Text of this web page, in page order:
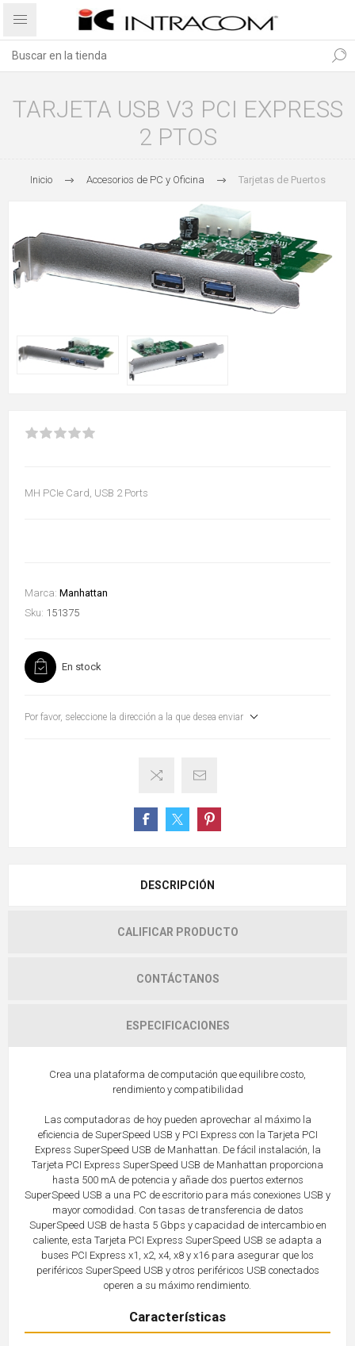
TARJETA USB V3 PCI EXPRESS
2 PTOS
Inicio Accesorios de PC y Oficina Tarjetas de Puertos
MH PCIe Card, USB 2 Ports
Marca: Manhattan
Sku: 151375
En stock
Por favor, seleccione la dirección a la que desea enviar
DESCRIPCIÓN
CALIFICAR PRODUCTO
CONTÁCTANOS
ESPECIFICACIONES
Crea una plataforma de computación que equilibre costo,
rendimiento y compatibilidad
Las computadoras de hoy pueden aprovechar al máximo la
eficiencia de SuperSpeed USB y PCI Express con la Tarjeta PCI
Express SuperSpeed USB de Manhattan. De fácil instalación, la
Tarjeta PCI Express SuperSpeed USB de Manhattan proporciona
hasta 500 mA de potencia y añade dos puertos externos
SuperSpeed USB a una PC de escritorio para más conexiones USB y
mayor comodidad. Con tasas de transferencia de datos
SuperSpeed USB de hasta 5 Gbps y capacidad de intercambio en
caliente, esta Tarjeta PCI Express SuperSpeed USB se adapta a
buses PCI Express x1, x2, x4, x8 y x16 para asegurar que los
periféricos SuperSpeed USB y otros periféricos USB conectados
operen a su máximo rendimiento.
Características